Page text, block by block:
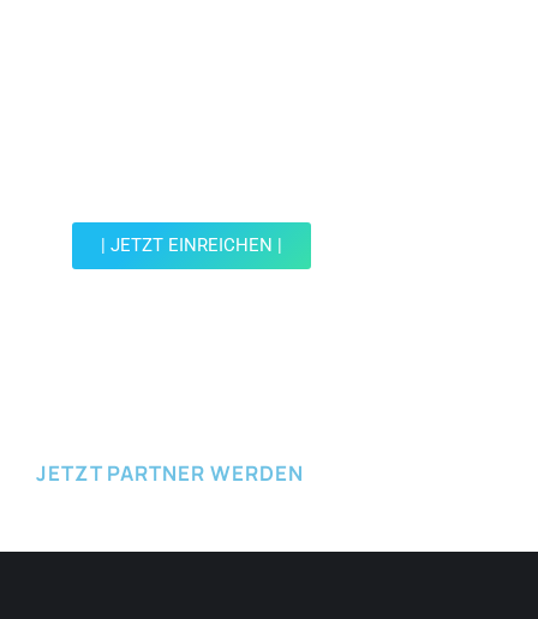
| JETZT EINREICHEN |
JETZT PARTNER WERDEN